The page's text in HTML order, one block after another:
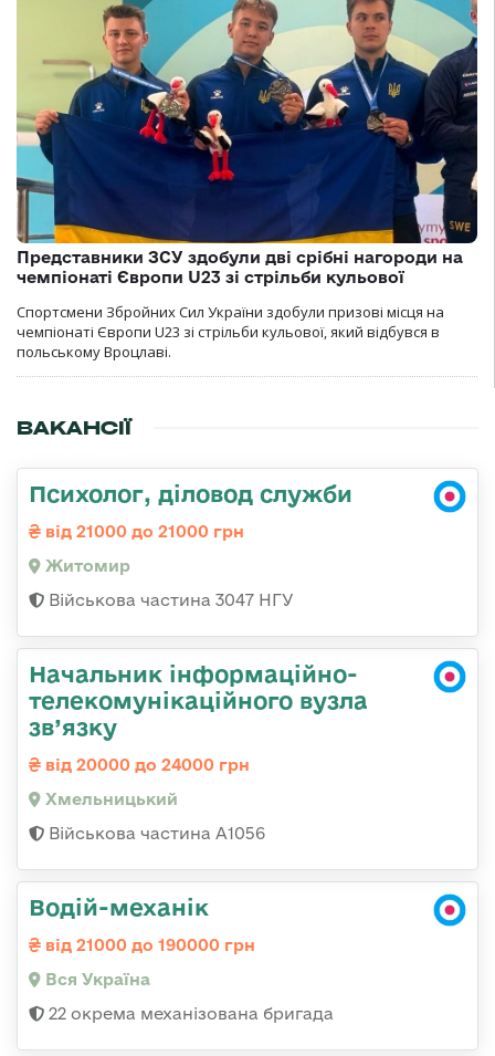
Представники ЗСУ здобули дві срібні нагороди на
чемпіонаті Європи U23 зі стрільби кульової
Спортсмени Збройних Сил України здобули призові місця на
чемпіонаті Європи U23 зі стрільби кульової, який відбувся в
польському Вроцлаві.
ВАКАНСІЇ
Психолог, діловод служби
від 21000 до 21000 грн
Житомир
Військова частина 3047 НГУ
Начальник інформаційно-
телекомунікаційного вузла
зв’язку
від 20000 до 24000 грн
Хмельницький
Військова частина А1056
Водій-механік
від 21000 до 190000 грн
Вся Україна
22 окрема механізована бригада